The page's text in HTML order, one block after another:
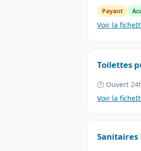
Payant
Voir la fiche
Toilettes
🕐 Ouvert
Voir la fiche
Sanitaires